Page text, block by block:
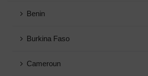
Benin
Burkina Faso
Cameroun